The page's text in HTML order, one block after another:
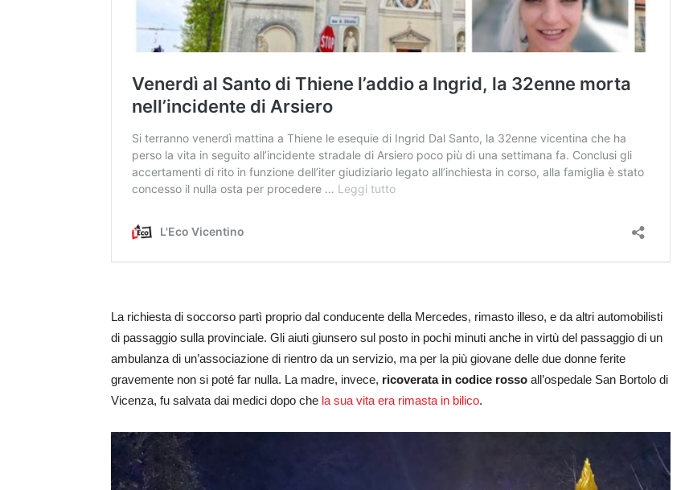
La richiesta di soccorso partì proprio dal conducente della Mercedes, rimasto illeso, e da altri automobilisti
di passaggio sulla provinciale. Gli aiuti giunsero sul posto in pochi minuti anche in virtù del passaggio di un
ambulanza di un’associazione di rientro da un servizio, ma per la più giovane delle due donne ferite
gravemente non si poté far nulla. La madre, invece, ricoverata in codice rosso all’ospedale San Bortolo di
Vicenza, fu salvata dai medici dopo che la sua vita era rimasta in bilico.